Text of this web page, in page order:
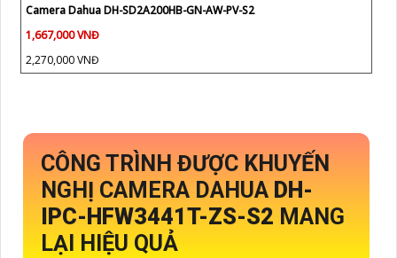
Camera Dahua DH-SD2A200HB-GN-AW-PV-S2
1,667,000 VNĐ
2,270,000 VNĐ
CÔNG TRÌNH ĐƯỢC KHUYẾN
NGHỊ CAMERA DAHUA DH-
IPC-HFW3441T-ZS-S2 MANG
LẠI HIỆU QUẢ